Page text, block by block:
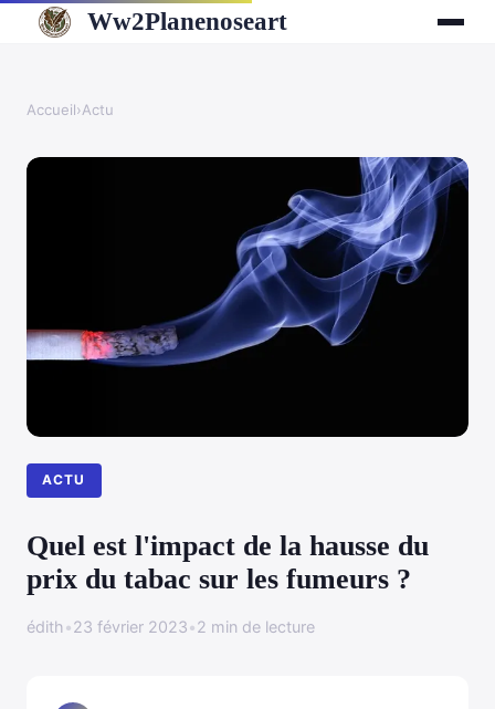
Ww2Planenoseart
Accueil›Actu
ACTU
Quel est l'impact de la hausse du
prix du tabac sur les fumeurs ?
édith•23 février 2023•2 min de lecture